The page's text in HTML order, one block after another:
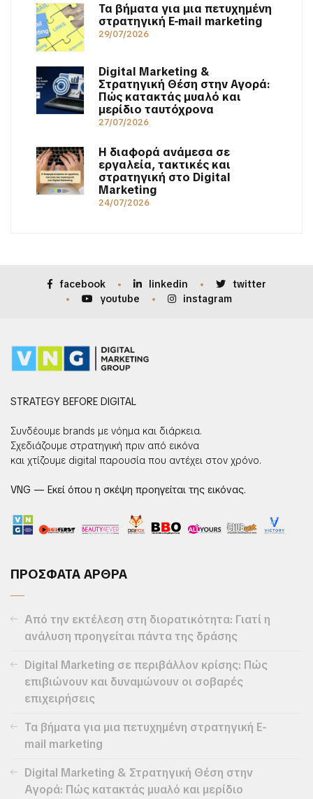
Τα βήματα για μια πετυχημένη
στρατηγική E-mail marketing
29/07/2026
Digital Marketing &
Στρατηγική Θέση στην Αγορά:
Πώς κατακτάς μυαλό και
μερίδιο ταυτόχρονα
27/07/2026
Η διαφορά ανάμεσα σε
εργαλεία, τακτικές και
στρατηγική στο Digital
Marketing
24/07/2026
facebook linkedin
twitter
youtube
instagram
STRATEGY BEFORE DIGITAL
Συνδέουμε brands με νόημα και διάρκεια.
Σχεδιάζουμε στρατηγική πριν από εικόνα
και χτίζουμε digital παρουσία που αντέχει στον χρόνο.
VNG — Εκεί όπου η σκέψη προηγείται της εικόνας.
ΠΡΟΣΦΑΤΑ ΑΡΘΡΑ
Από την εκτέλεση στη διορατικότητα: Γιατί η
ανάλυση προηγείται πάντα της δράσης
Digital Marketing σε περιβάλλον κρίσης: Πώς
επιβιώνουν και δυναμώνουν οι σοβαρές
επιχειρήσεις
Τα βήματα για μια πετυχημένη στρατηγική E-
mail marketing
Digital Marketing & Στρατηγική Θέση στην
Αγορά: Πώς κατακτάς μυαλό και μερίδιο